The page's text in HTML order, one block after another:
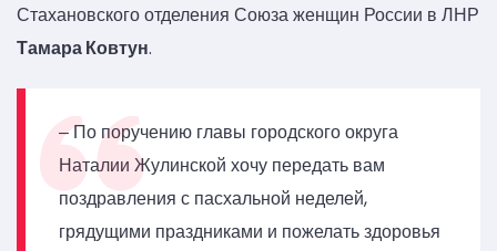
Стахановского отделения Союза женщин России в ЛНР
Тамара Ковтун.
‒ По поручению главы городского округа
Наталии Жулинской хочу передать вам
поздравления с пасхальной неделей,
грядущими праздниками и пожелать здоровья